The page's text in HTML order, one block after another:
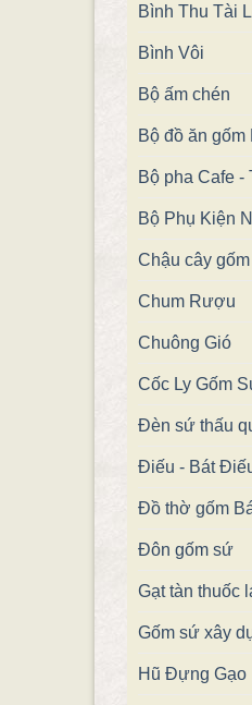
Bình Thu Tài
Bình Vôi
Bộ ấm chén
Bộ đồ ăn gốm
Bộ pha Cafe -
Bộ Phụ Kiện
Chậu cây
Chum Rượu
Chuông Gió
Cốc Ly Gốm
Đèn sứ thấu
Điếu - Bát
Đồ thờ gốm
Đôn gốm sứ
Gạt tàn thuốc
Gốm sứ xây
Hũ Đựng Gạo